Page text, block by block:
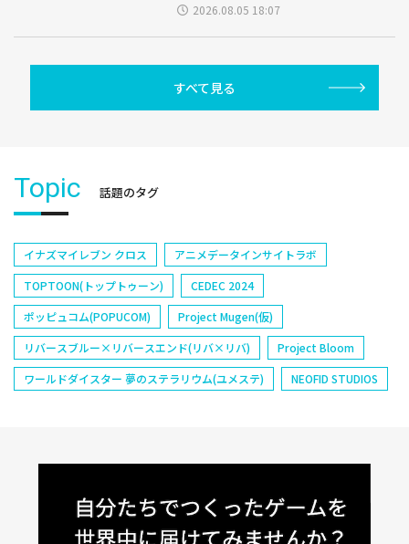
2026.08.05 18:07
すべて見る
Topic 話題のタグ
イナズマイレブン クロス
アニメデータインサイトラボ
TOPTOON(トップトゥーン)
CEDEC 2024
ポッピュコム(POPUCOM)
Project Mugen(仮)
リバースブルー×リバースエンド(リバ×リバ)
Project Bloom
ワールドダイスター 夢のステラリウム(ユメステ)
NEOFID STUDIOS